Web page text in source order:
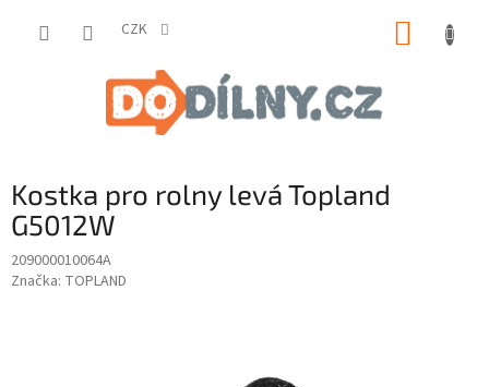
CZK
Kostka pro rolny levá Topland
G5012W
209000010064A
Značka: TOPLAND